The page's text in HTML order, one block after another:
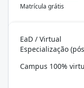
Matrícula grátis
EaD / Virtual
Campus 100%